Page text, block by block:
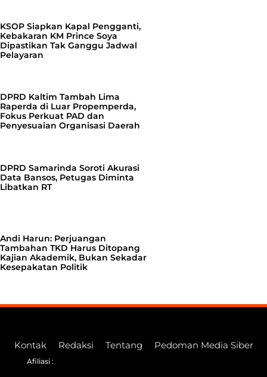
KSOP Siapkan Kapal Pengganti,
Kebakaran KM Prince Soya
Dipastikan Tak Ganggu Jadwal
Pelayaran
DPRD Kaltim Tambah Lima
Raperda di Luar Propemperda,
Fokus Perkuat PAD dan
Penyesuaian Organisasi Daerah
DPRD Samarinda Soroti Akurasi
Data Bansos, Petugas Diminta
Libatkan RT
Andi Harun: Perjuangan
Tambahan TKD Harus Ditopang
Kajian Akademik, Bukan Sekadar
Kesepakatan Politik
Kontak Redaksi Tentang Pedoman Media Siber
Afiliasi :